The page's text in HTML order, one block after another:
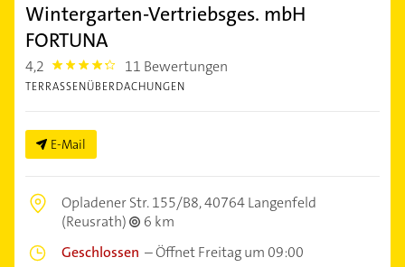
Wintergarten-Vertriebsges. mbH
FORTUNA
4,2 4.2000003 11 Bewertungen
TERRASSENÜBERDACHUNGEN
E-Mail
Opladener Str. 155/B8,40764 Langenfeld
(Reusrath)
6 km
Geschlossen –Öffnet Freitag um 09:00